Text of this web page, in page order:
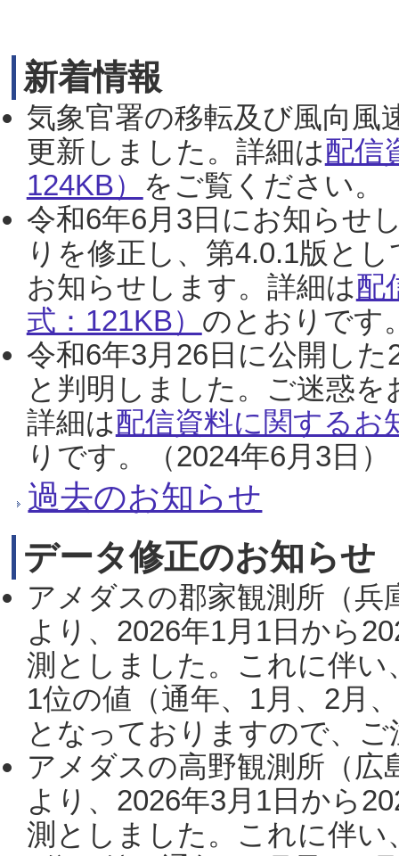
新着情報
気象官署の移転及び風向風
更新しました。詳細は配信
124KB） をご覧ください。
令和6年6月3日にお知らせ
りを修正し、第4.0.1版と
お知らせします。詳細は配
式：121KB） のとおりです
令和6年3月26日に公開し
と判明しました。ご迷惑
詳細は配信資料に関するお
りです。（2024年6月3日）
過去のお知らせ
データ修正のお知らせ
アメダスの郡家観測所（
より、2026年1月1日から
測としました。これに伴い
1位の値（通年、1月、2月
となっておりますので、
アメダスの高野観測所（
より、2026年3月1日から
測としました。これに伴い